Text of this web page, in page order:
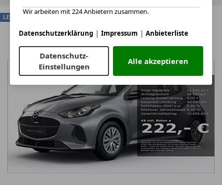
LEASING
Wir arbeiten mit 224 Anbietern zusammen.
Datenschutzerklärung | Impressum | Anbieterliste
Datenschutz-
Einstellungen
Alle akzeptieren